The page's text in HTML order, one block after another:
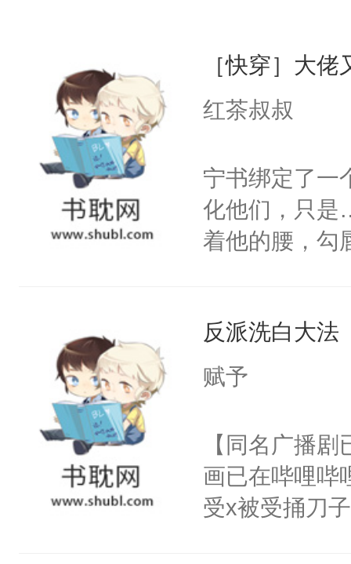
［快穿］大
红茶叔叔
宁书绑定了一
化他们，只是
着他的腰，勾
来，给老公亲
用力——为你
反派洗白大法
赋予
【同名广播
画已在哔哩哔
受x被受捅刀